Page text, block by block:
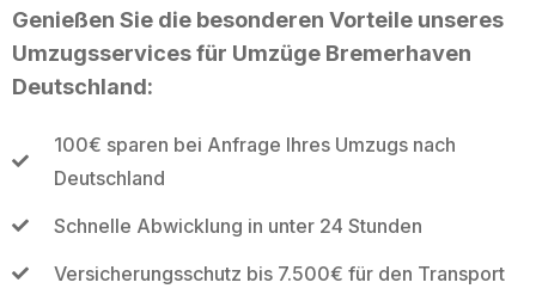
Genießen Sie die besonderen Vorteile unseres
Umzugsservices für Umzüge Bremerhaven
Deutschland:
100€ sparen bei Anfrage Ihres Umzugs nach
Deutschland
Schnelle Abwicklung in unter 24 Stunden
Versicherungsschutz bis 7.500€ für den Transport